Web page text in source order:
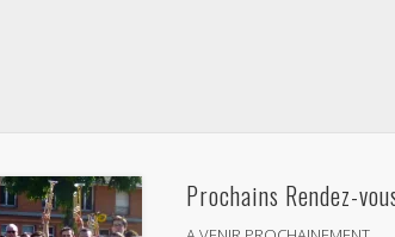
Prochains Rendez-